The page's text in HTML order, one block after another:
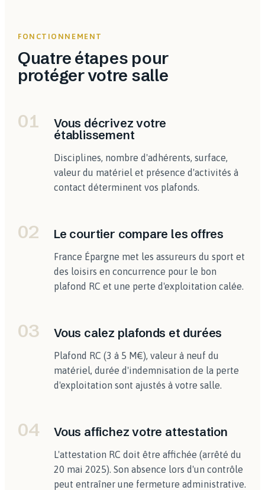
FONCTIONNEMENT
Quatre étapes pour
protéger votre salle
01
Vous décrivez votre
établissement
Disciplines, nombre d'adhérents, surface,
valeur du matériel et présence d'activités à
contact déterminent vos plafonds.
02 Le courtier compare les offres
France Épargne met les assureurs du sport et
des loisirs en concurrence pour le bon
plafond RC et une perte d'exploitation calée.
03 Vous calez plafonds et durées
Plafond RC (3 à 5 M€), valeur à neuf du
matériel, durée d'indemnisation de la perte
d'exploitation sont ajustés à votre salle.
04 Vous affichez votre attestation
L'attestation RC doit être affichée (arrêté du
20 mai 2025). Son absence lors d'un contrôle
peut entraîner une fermeture administrative.